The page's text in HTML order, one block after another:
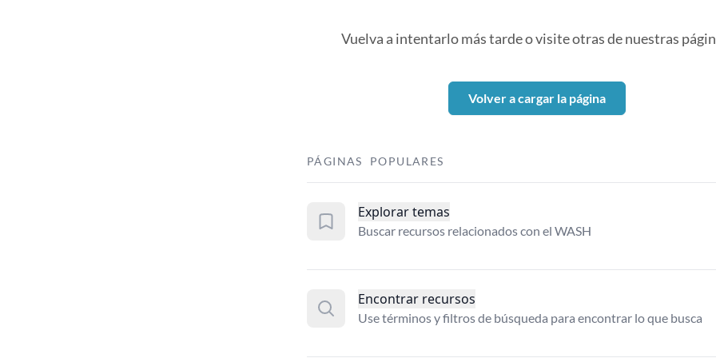
Vuelva a intentarlo más tarde o visite otras de nuestras
Volver a cargar la página
PÁGINAS POPULARES
Explorar temas
Buscar recursos relacionados con el WASH
Encontrar recursos
Use términos y filtros de búsqueda para encontrar lo que busca